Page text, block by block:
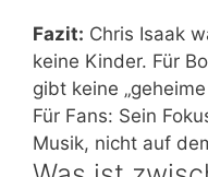
Fazit: Chris Isaak
keine Kinder. Für
gibt keine
Für Fans: Sein
Musik, nicht auf